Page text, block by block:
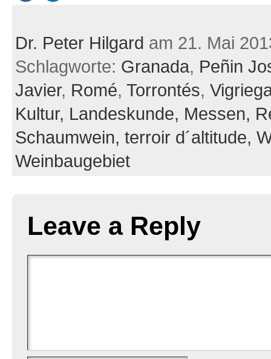
Dr. Peter Hilgard am 21. Mai
Schlagworte: Granada, Peñin
Javier, Romé, Torrontés,
Kultur, Landeskunde, Messen,
Schaumwein, terroir d´altitude,
Weinbaugebiet
Leave a Reply